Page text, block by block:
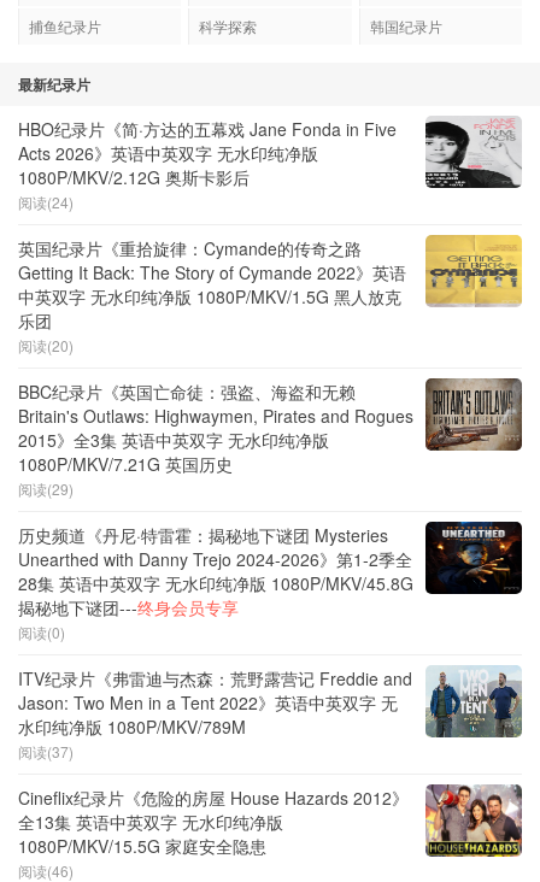
捕鱼纪录片
科学探索 韩国纪录片
最新纪录片
HBO纪录片《简·方达的五幕戏 Jane Fonda in Five
Acts 2026》英语中英双字 无水印纯净版
1080P/MKV/2.12G 奥斯卡影后
阅读(24)
英国纪录片《重拾旋律：Cymande的传奇之路
Getting It Back: The Story of Cymande 2022》英语
中英双字 无水印纯净版 1080P/MKV/1.5G 黑人放克
乐团
阅读(20)
BBC纪录片《英国亡命徒：强盗、海盗和无赖
Britain's Outlaws: Highwaymen, Pirates and Rogues
2015》全3集 英语中英双字 无水印纯净版
1080P/MKV/7.21G 英国历史
阅读(29)
历史频道《丹尼·特雷霍：揭秘地下谜团 Mysteries
Unearthed with Danny Trejo 2024-2026》第1-2季全
28集 英语中英双字 无水印纯净版 1080P/MKV/45.8G
揭秘地下谜团---终身会员专享
阅读(0)
ITV纪录片《弗雷迪与杰森：荒野露营记 Freddie and
Jason: Two Men in a Tent 2022》英语中英双字 无
水印纯净版 1080P/MKV/789M
阅读(37)
Cineflix纪录片《危险的房屋 House Hazards 2012》
全13集 英语中英双字 无水印纯净版
1080P/MKV/15.5G 家庭安全隐患
阅读(46)